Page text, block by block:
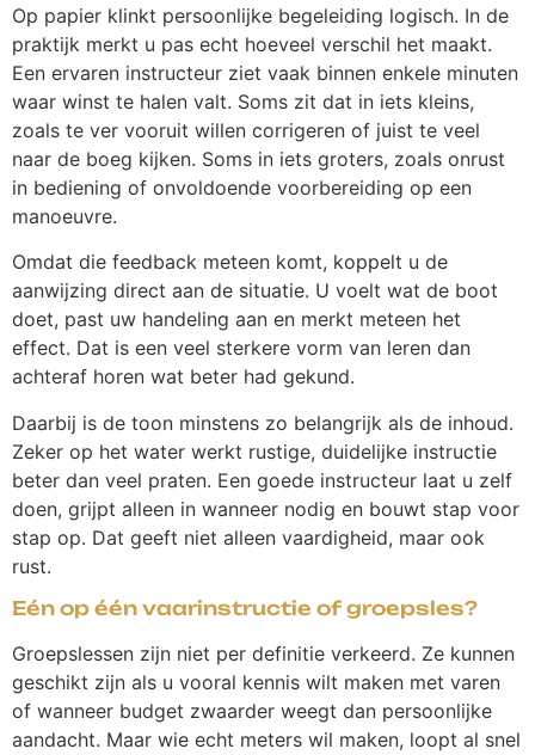
Op papier klinkt persoonlijke begeleiding logisch. In de
praktijk merkt u pas echt hoeveel verschil het maakt.
Een ervaren instructeur ziet vaak binnen enkele minuten
waar winst te halen valt. Soms zit dat in iets kleins,
zoals te ver vooruit willen corrigeren of juist te veel
naar de boeg kijken. Soms in iets groters, zoals onrust
in bediening of onvoldoende voorbereiding op een
manoeuvre.
Omdat die feedback meteen komt, koppelt u de
aanwijzing direct aan de situatie. U voelt wat de boot
doet, past uw handeling aan en merkt meteen het
effect. Dat is een veel sterkere vorm van leren dan
achteraf horen wat beter had gekund.
Daarbij is de toon minstens zo belangrijk als de inhoud.
Zeker op het water werkt rustige, duidelijke instructie
beter dan veel praten. Een goede instructeur laat u zelf
doen, grijpt alleen in wanneer nodig en bouwt stap voor
stap op. Dat geeft niet alleen vaardigheid, maar ook
rust.
Eén op één vaarinstructie of groepsles?
Groepslessen zijn niet per definitie verkeerd. Ze kunnen
geschikt zijn als u vooral kennis wilt maken met varen
of wanneer budget zwaarder weegt dan persoonlijke
aandacht. Maar wie echt meters wil maken, loopt al snel